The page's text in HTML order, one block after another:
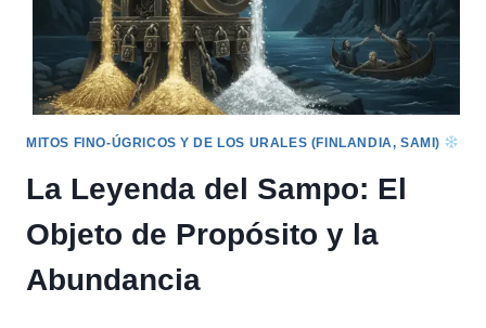
MITOS FINO-ÚGRICOS Y DE LOS URALES (FINLANDIA, SAMI)
La Leyenda del Sampo: El
Objeto de Propósito y la
Abundancia